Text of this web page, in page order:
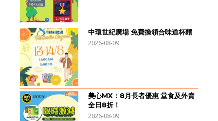
中環世紀廣場 免費換領合味道杯麵
2026-08-09
美心MX：8月長者優惠 堂食及外賣
全日8折！
2026-08-09